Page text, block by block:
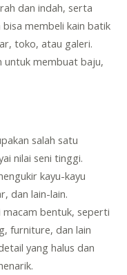
dan indah, serta
membeli kain batik
toko, atau galeri.
untuk membuat baju,
salah satu
nilai seni tinggi.
kayu-kayu
dan lain-lain.
bentuk, seperti
furniture, dan lain
yang halus dan